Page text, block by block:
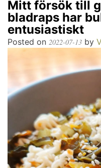
Mitt försök till
bladraps har
entusiastiskt
Posted on 2022-07-13 by